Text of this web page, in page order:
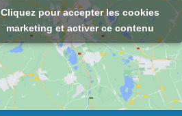
Cliquez pour accepter les cookies
marketing et activer ce contenu